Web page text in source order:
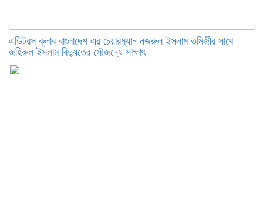
এডিটরস ক্লাব বাংলাদেশ এর চেয়ারম্যান নজরুল ইসলাম তমিজীর সাথে
জহিরুল ইসলাম বিদ্যুতের সৌজন্যে সাক্ষাৎ